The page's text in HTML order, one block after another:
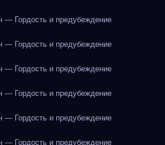
— Гордость и предубеждение
— Гордость и предубеждение
— Гордость и предубеждение
— Гордость и предубеждение
— Гордость и предубеждение
— Гордость и предубеждение